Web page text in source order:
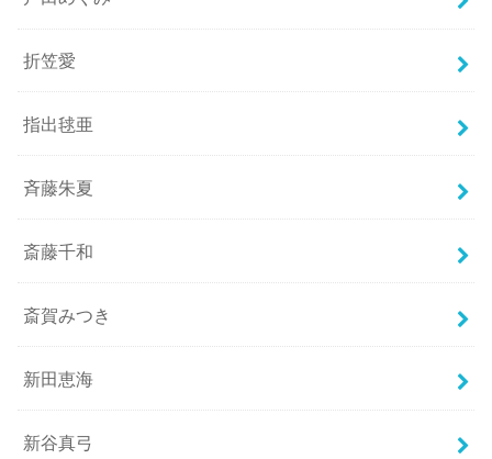
折笠愛
指出毬亜
斉藤朱夏
斎藤千和
斎賀みつき
新田恵海
新谷真弓